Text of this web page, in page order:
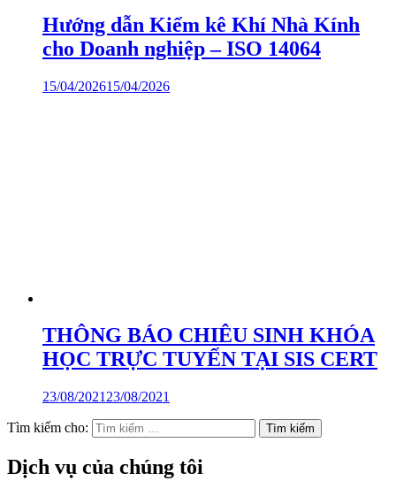
Hướng dẫn Kiểm kê Khí Nhà Kính
cho Doanh nghiệp – ISO 14064
15/04/202615/04/2026
THÔNG BÁO CHIÊU SINH KHÓA
HỌC TRỰC TUYẾN TẠI SIS CERT
23/08/2021 23/08/2021
Tìm kiếm cho:
Dịch vụ của chúng tôi